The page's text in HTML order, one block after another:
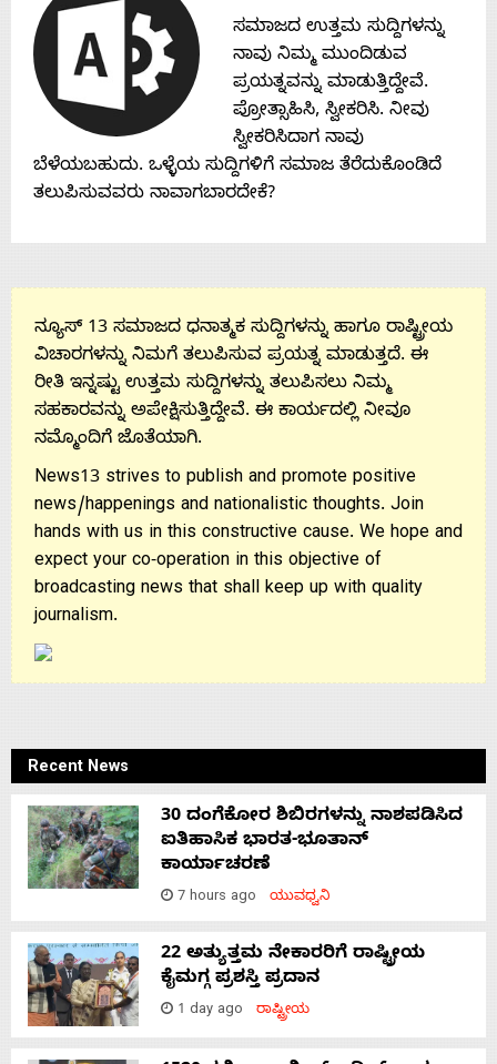
Contact
Us
ಸಮಾಜದ ಉತ್ತಮ ಸುದ್ದಿಗಳನ್ನು
ನಾವು ನಿಮ್ಮ ಮುಂದಿಡುವ
ಪ್ರಯತ್ನವನ್ನು ಮಾಡುತ್ತಿದ್ದೇವೆ.
ಪ್ರೋತ್ಸಾಹಿಸಿ, ಸ್ವೀಕರಿಸಿ. ನೀವು
ಸ್ವೀಕರಿಸಿದಾಗ ನಾವು
ಬೆಳೆಯಬಹುದು. ಒಳ್ಳೆಯ ಸುದ್ದಿಗಳಿಗೆ ಸಮಾಜ ತೆರೆದುಕೊಂಡಿದೆ
ತಲುಪಿಸುವವರು ನಾವಾಗಬಾರದೇಕೆ?
ನ್ಯೂಸ್ 13 ಸಮಾಜದ ಧನಾತ್ಮಕ ಸುದ್ದಿಗಳನ್ನು ಹಾಗೂ ರಾಷ್ಟ್ರೀಯ
ವಿಚಾರಗಳನ್ನು ನಿಮಗೆ ತಲುಪಿಸುವ ಪ್ರಯತ್ನ ಮಾಡುತ್ತದೆ. ಈ
ರೀತಿ ಇನ್ನಷ್ಟು ಉತ್ತಮ ಸುದ್ದಿಗಳನ್ನು ತಲುಪಿಸಲು ನಿಮ್ಮ
ಸಹಕಾರವನ್ನು ಅಪೇಕ್ಷಿಸುತ್ತಿದ್ದೇವೆ. ಈ ಕಾರ್ಯದಲ್ಲಿ ನೀವೂ
ನಮ್ಮೊಂದಿಗೆ ಜೊತೆಯಾಗಿ.
News13 strives to publish and promote positive
news/happenings and nationalistic thoughts. Join
hands with us in this constructive cause. We hope and
expect your co-operation in this objective of
broadcasting news that shall keep up with quality
journalism.
Recent News
30 ದಂಗೆಕೋರ ಶಿಬಿರಗಳನ್ನು ನಾಶಪಡಿಸಿದ
ಐತಿಹಾಸಿಕ ಭಾರತ-ಭೂತಾನ್
ಕಾರ್ಯಾಚರಣೆ
7 hours ago ಯುವಧ್ವನಿ
22 ಅತ್ಯುತ್ತಮ ನೇಕಾರರಿಗೆ ರಾಷ್ಟ್ರೀಯ
ಕೈಮಗ್ಗ ಪ್ರಶಸ್ತಿ ಪ್ರದಾನ
1 day ago ರಾಷ್ಟ್ರೀಯ